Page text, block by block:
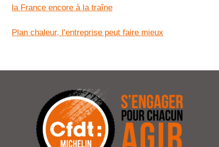
la France encore à la traîne
Plan chaleur, l’entreprise peut faire mieux